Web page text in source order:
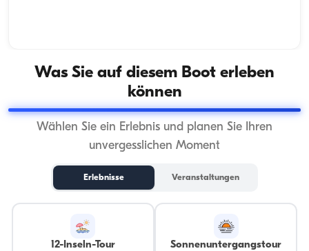
Was Sie auf diesem Boot erleben
können
Wählen Sie ein Erlebnis und planen Sie Ihren
unvergesslichen Moment
Erlebnisse Veranstaltungen
12-Inseln-Tour
Sonnenuntergangstour